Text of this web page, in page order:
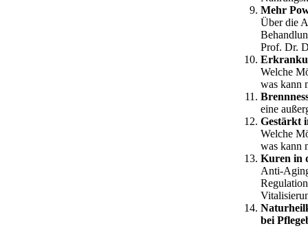
Mehr
Über die
Prof. Dr.
Welche
was kann
eine
Gestärkt
Welche
was kann
Kuren in
Anti-
bei